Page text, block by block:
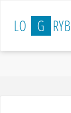
LO G RYB